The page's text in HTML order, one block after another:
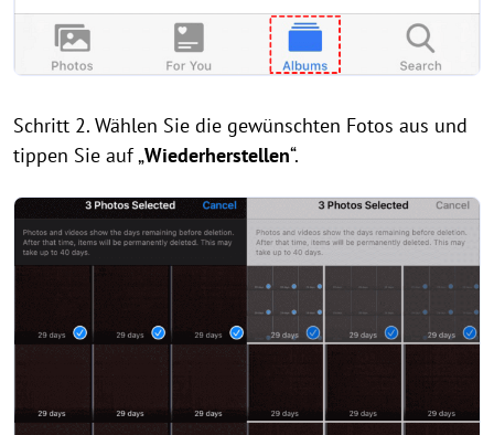
Schritt 2. Wählen Sie die gewünschten Fotos aus und
tippen Sie auf „Wiederherstellen“.